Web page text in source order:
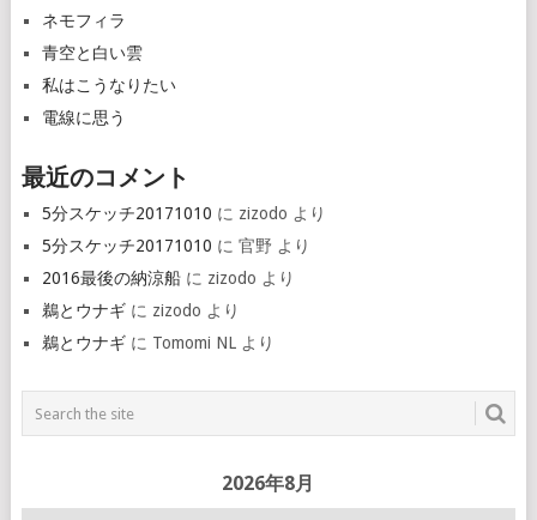
ネモフィラ
青空と白い雲
私はこうなりたい
電線に思う
最近のコメント
5分スケッチ20171010 に zizodo より
5分スケッチ20171010 に 官野 より
2016最後の納涼船に zizodo より
鵜とウナギに zizodo より
鵜とウナギに Tomomi NLより
2026年8月